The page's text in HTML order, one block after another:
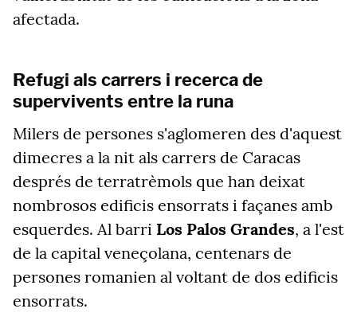
afectada.
Refugi als carrers i recerca de
supervivents entre la runa
Milers de persones s'aglomeren des d'aquest
dimecres a la nit als carrers de Caracas
després de terratrèmols que han deixat
nombrosos edificis ensorrats i façanes amb
esquerdes. Al barri Los Palos Grandes, a l'est
de la capital veneçolana, centenars de
persones romanien al voltant de dos edificis
ensorrats.